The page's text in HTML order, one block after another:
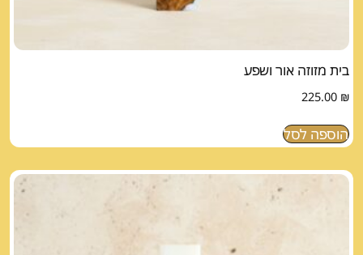
בית מזוזה אור ושפע
225.00 ₪
הוספה לסל